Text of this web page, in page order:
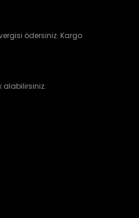
ödersiniz. Kargo
alabilirsiniz.